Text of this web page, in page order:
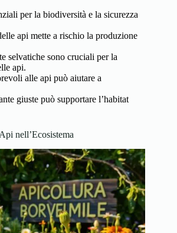
per la biodiversità e la sicurezza
api mette a rischio la produzione
selvatiche sono cruciali per la
api.
alle api può aiutare a
giuste può supportare l’habitat
nell’Ecosistema